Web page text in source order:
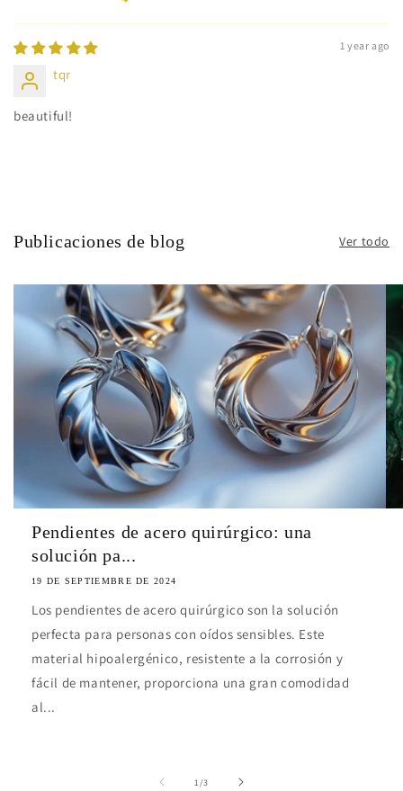
1 year ago
tqr
beautiful!
Publicaciones de blog Ver todo
Pendientes de acero quirúrgico: una
solución pa...
19 DE SEPTIEMBRE DE 2024
Los pendientes de acero quirúrgico son la solución
perfecta para personas con oídos sensibles. Este
material hipoalergénico, resistente a la corrosión y
fácil de mantener, proporciona una gran comodidad
al...
1 /de
3